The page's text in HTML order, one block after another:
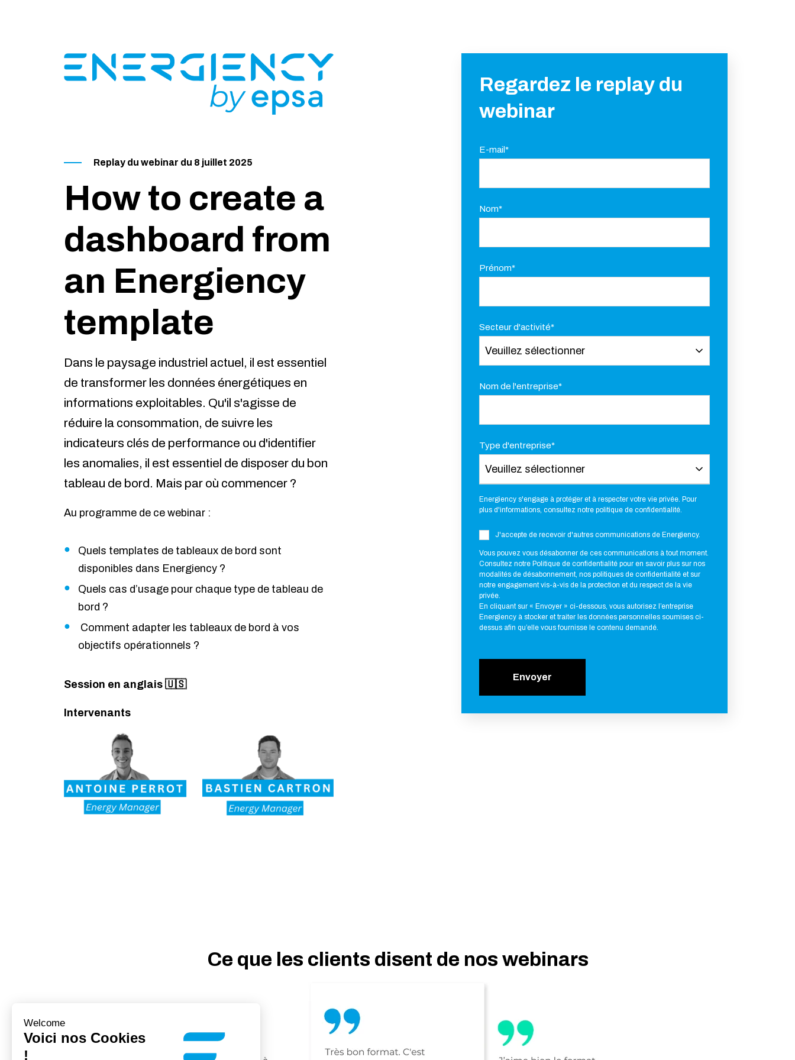
Regardez le replay du
webinar
E-mail*
Nom*
Prénom*
Secteur d'activité*
Nom de l'entreprise*
Type d'entreprise*
Energiency s'engage à protéger et à respecter votre vie privée. Pour
plus d'informations, consultez notre politique de confidentialité.
J'accepte de recevoir d'autres communications de Energiency.
Vous pouvez vous désabonner de ces communications à tout moment.
Consultez notre Politique de confidentialité pour en savoir plus sur nos
modalités de désabonnement, nos politiques de confidentialité et sur
notre engagement vis-à-vis de la protection et du respect de la vie
privée.
En cliquant sur « Envoyer » ci-dessous, vous autorisez l’entreprise
Energiency à stocker et traiter les données personnelles soumises ci-
dessus afin qu’elle vous fournisse le contenu demandé.
Replay du webinar du 8 juillet 2025
How to create a
dashboard from
an Energiency
template
Dans le paysage industriel actuel, il est essentiel
de transformer les données énergétiques en
informations exploitables. Qu'il s'agisse de
réduire la consommation, de suivre les
indicateurs clés de performance ou d'identifier
les anomalies, il est essentiel de disposer du bon
tableau de bord. Mais par où commencer ?
Au programme de ce webinar :
Quels templates de tableaux de bord sont
disponibles dans Energiency ?
Quels cas d’usage pour chaque type de tableau de
bord ?
Comment adapter les tableaux de bord à vos
objectifs opérationnels ?
Session en anglais 🇺🇸
Intervenants
Ce que les clients disent de nos webinars
Welcome
Voici nos Cookies
!